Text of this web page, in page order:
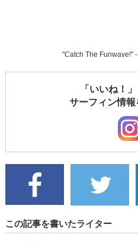
"Catch The Funwave!"
「いいね！
サーフィン情
この記事を書いたライター